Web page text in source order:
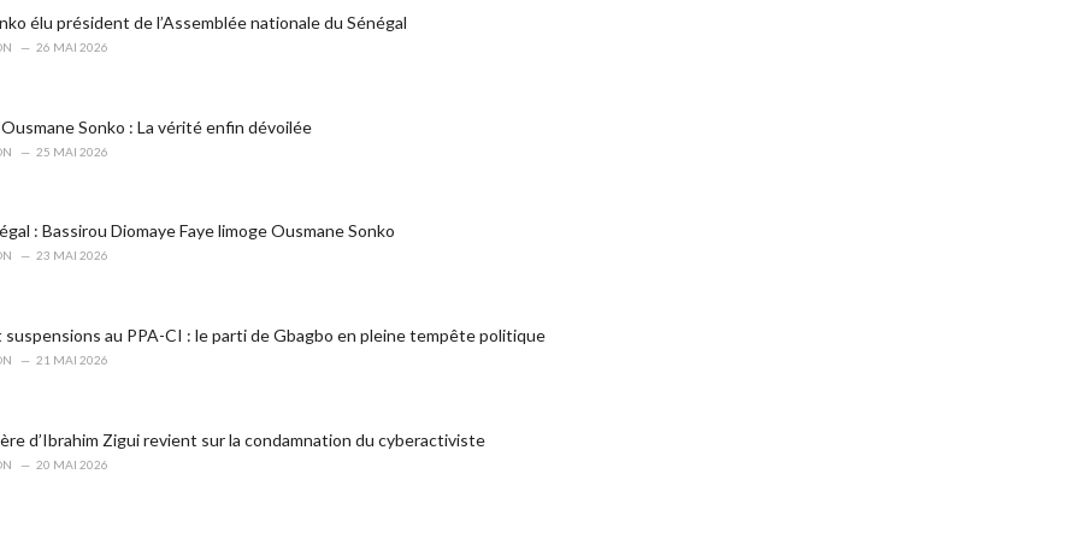
élu président de l’Assemblée nationale du Sénégal
26 MAI 2026
Sonko : La vérité enfin dévoilée
25 MAI 2026
: Bassirou Diomaye Faye limoge Ousmane Sonko
23 MAI 2026
suspensions au PPA-CI : le parti de Gbagbo en pleine tempête politique
21 MAI 2026
d’Ibrahim Zigui revient sur la condamnation du cyberactiviste
20 MAI 2026